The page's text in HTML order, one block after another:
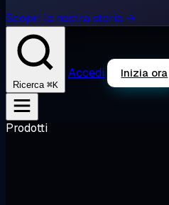
Scopri la nostra storia →
Ricerca ⌘K
Accedi Inizia ora
Prodotti